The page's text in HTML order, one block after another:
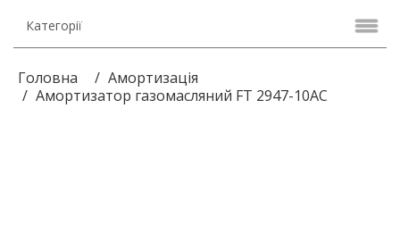
Категорії
Головна
Амортизація
Амортизатор газомасляний FT 2947-10AC